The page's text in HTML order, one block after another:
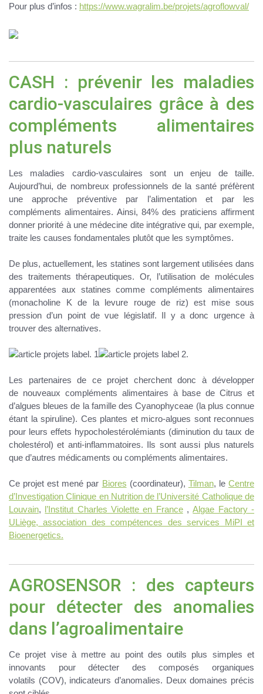
Pour plus d’infos : https://www.wagralim.be/projets/agroflowval/
CASH : prévenir les maladies
cardio-vasculaires grâce à des
compléments alimentaires
plus naturels
Les maladies cardio-vasculaires sont un enjeu de taille.
Aujourd’hui, de nombreux professionnels de la santé préfèrent
uneapproche préventivepar l’alimentation et par les
compléments alimentaires. Ainsi, 84% des praticiens affirment
donner priorité à une médecine dite intégrative qui, par exemple,
traite les causes fondamentales plutôt que les symptômes.
De plus, actuellement, les statines sont largement utilisées dans
des traitements thérapeutiques. Or, l’utilisation de molécules
apparentées aux statines comme compléments alimentaires
(monacholine K de la levure rouge de riz) est mise sous
pression d’un point de vue législatif. Il y a donc urgence à
trouver des alternatives.
Les partenaires de ce projet cherchent donc à développer
de nouveaux compléments alimentaires à base de Citrus et
d’algues bleues de la famille des Cyanophyceae (la plus connue
étant la spiruline). Ces plantes et micro-algues sont reconnues
pour leurs effets hypocholestérolémiants (diminution du taux de
cholestérol) et anti-inflammatoires. Ils sont aussi plus naturels
que d’autres médicaments ou compléments alimentaires.
Ce projet est mené par Biores (coordinateur), Tilman, leCentre
d’Investigation Clinique en Nutrition de l’Université Catholique de
Louvain, l’Institut Charles Violette en France,Algae Factory -
ULiège, association des compétences des services MiPI et
Bioenergetics.
AGROSENSOR : des capteurs
pour détecter des anomalies
dans l’agroalimentaire
Ce projet vise à mettre au point des outils plus simples et
innovants pourdétecter des composés organiques
volatils (COV), indicateurs d’anomalies. Deux domaines précis